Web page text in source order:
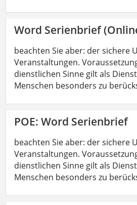
Word Serienbrief
beachten Sie aber: der sichere
Veranstaltungen.
dienstlichen Sinne gilt als
Menschen besonders zu
POE: Word Serienbrief
beachten Sie aber: der sichere
Veranstaltungen.
dienstlichen Sinne gilt als
Menschen besonders zu